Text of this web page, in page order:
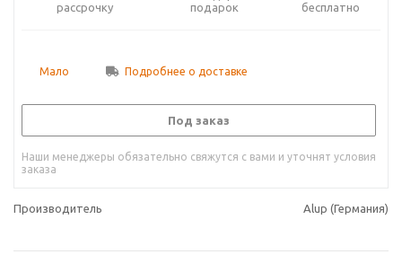
рассрочку
подарок
бесплатно
Мало Подробнее о доставке
Под заказ
Наши менеджеры обязательно свяжутся с вами и уточнят условия
заказа
Производитель Alup (Германия)